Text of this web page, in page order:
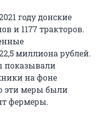
году донские
и 1177 тракторов.
миллиона рублей.
показывали
на фоне
эти меры были
фермеры.